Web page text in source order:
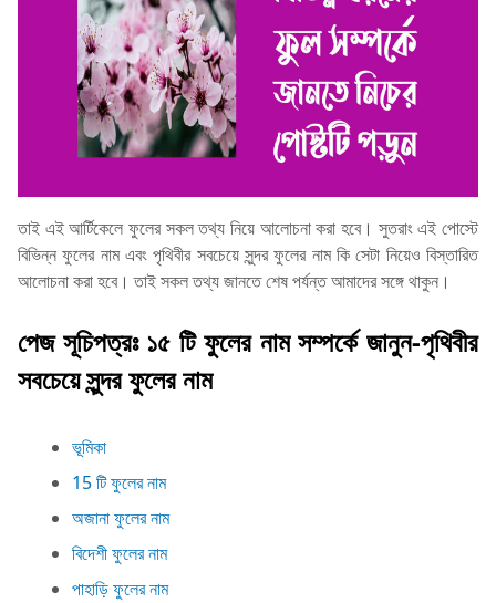
তাই এই আর্টিকেলে ফুলের সকল তথ্য নিয়ে আলোচনা করা হবে। সুতরাং এই পোস্টে
বিভিন্ন ফুলের নাম এবং পৃথিবীর সবচেয়ে সুন্দর ফুলের নাম কি সেটা নিয়েও বিস্তারিত
আলোচনা করা হবে। তাই সকল তথ্য জানতে শেষ পর্যন্ত আমাদের সঙ্গে থাকুন।
পেজ সূচিপত্রঃ ১৫ টি ফুলের নাম সম্পর্কে জানুন-পৃথিবীর
সবচেয়ে সুন্দর ফুলের নাম
ভূমিকা
15 টি ফুলের নাম
অজানা ফুলের নাম
বিদেশী ফুলের নাম
পাহাড়ি ফুলের নাম